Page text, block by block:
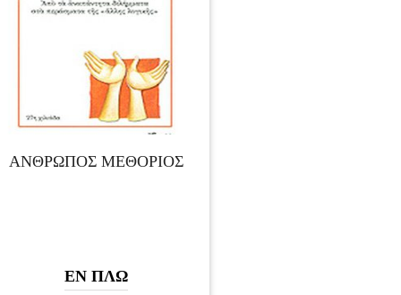
ΑΝΘΡΩΠΟΣ ΜΕΘΟΡΙΟΣ
ΕΝ ΠΛΩ